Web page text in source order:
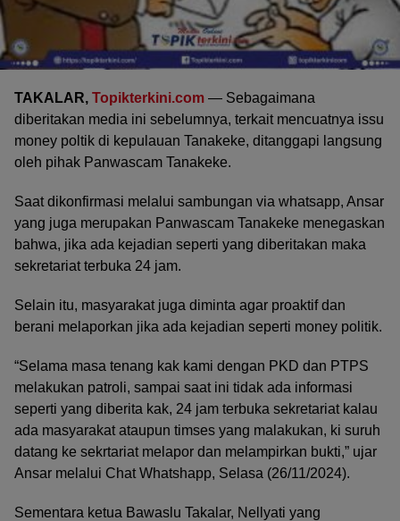
TAKALAR, Topikterkini.com — Sebagaimana
diberitakan media ini sebelumnya, terkait mencuatnya issu
money poltik di kepulauan Tanakeke, ditanggapi langsung
oleh pihak Panwascam Tanakeke.
Saat dikonfirmasi melalui sambungan via whatsapp, Ansar
yang juga merupakan Panwascam Tanakeke menegaskan
bahwa, jika ada kejadian seperti yang diberitakan maka
sekretariat terbuka 24 jam.
Selain itu, masyarakat juga diminta agar proaktif dan
berani melaporkan jika ada kejadian seperti money politik.
“Selama masa tenang kak kami dengan PKD dan PTPS
melakukan patroli, sampai saat ini tidak ada informasi
seperti yang diberita kak, 24 jam terbuka sekretariat kalau
ada masyarakat ataupun timses yang malakukan, ki suruh
datang ke sekrtariat melapor dan melampirkan bukti,” ujar
Ansar melalui Chat Whatshapp, Selasa (26/11/2024).
Sementara ketua Bawaslu Takalar, Nellyati yang